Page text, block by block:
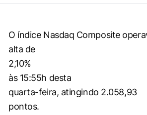
O índice Nasdaq Composite
alta de
2,10%
às 15:55h desta
quarta-feira, atingindo 2.058,93
pontos.